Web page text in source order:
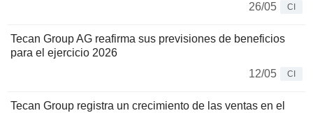
26/05
CI
Tecan Group AG reafirma sus previsiones de beneficios
para el ejercicio 2026
12/05
CI
Tecan Group registra un crecimiento de las ventas en el